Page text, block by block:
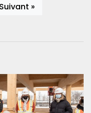
Suivant »